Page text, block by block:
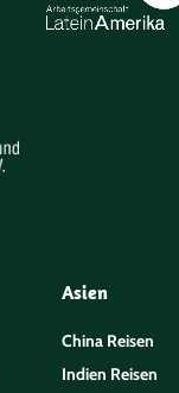
Asien
China Reisen
Indien Reisen